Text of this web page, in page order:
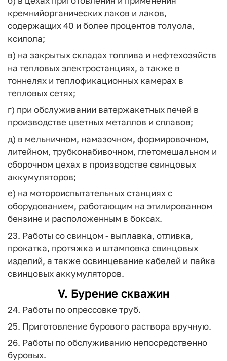
кремнийорганических лаков и лаков,
содержащих 40 и более процентов толуола,
ксилола;
в) на закрытых складах топлива и нефтехозяйств
на тепловых электростанциях, а также в
тоннелях и теплофикационных камерах в
тепловых сетях;
г) при обслуживании ватержакетных печей в
производстве цветных металлов и сплавов;
д) в мельничном, намазочном, формировочном,
литейном, трубконабивочном, глетомешальном и
сборочном цехах в производстве свинцовых
аккумуляторов;
е) на мотороиспытательных станциях с
оборудованием, работающим на этилированном
бензине и расположенным в боксах.
23. Работы со свинцом - выплавка, отливка,
прокатка, протяжка и штамповка свинцовых
изделий, а также освинцевание кабелей и пайка
свинцовых аккумуляторов.
V. Бурение скважин
24. Работы по опрессовке труб.
25. Приготовление бурового раствора вручную.
26. Работы по обслуживанию непосредственно
буровых.